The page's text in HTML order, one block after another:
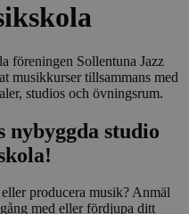
föreningen Sollentuna Jazz
musikkurser tillsammans med
studios och övningsrum.
nybyggda studio
producera musik? Anmäl
med eller fördjupa ditt